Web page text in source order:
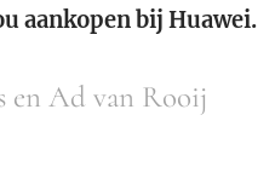
aankopen bij Huawei.
en Ad van Rooij